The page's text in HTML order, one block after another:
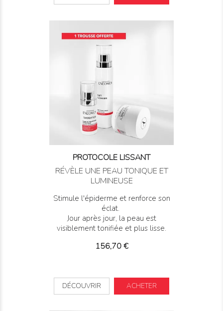
PROTOCOLE LISSANT
RÉVÈLE UNE PEAU TONIQUE ET
LUMINEUSE
Stimule l'épiderme et renforce son
éclat.
Jour après jour, la peau est
visiblement tonifiée et plus lisse.
Prix
156,70 €
DÉCOUVRIR ACHETER